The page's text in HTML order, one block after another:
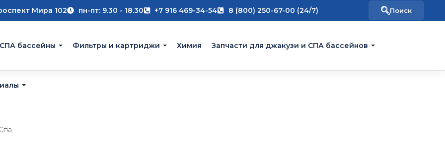
Мира 102 пн-пт: 9.30 - 18.30 +7 916 469-34-54 8 (800) 250-67-00 (24/7)
бассейны Фильтры и картриджи Химия Запчасти для джакузи и СПА бассейнов